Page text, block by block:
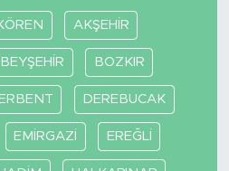
AKŞEHİR
BEYŞEHİR BOZKIR
DEREBUCAK
EMİRGAZİ EREĞLİ